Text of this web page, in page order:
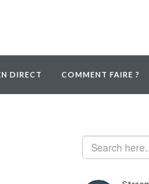
DIRECT COMMENT FAIRE ?